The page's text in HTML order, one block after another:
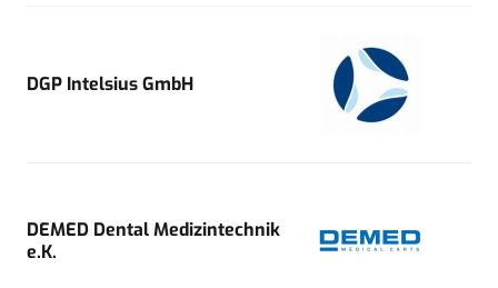
DGP Intelsius GmbH
DEMED Dental Medizintechnik
e.K.